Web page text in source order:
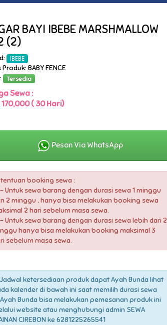
BAYI IBEBE MARSHMALLOW
(2)
IBEBE
Produk: BABY FENCE
Tersedia
Sewa :
170,000 ( 30 Hari)
Pesan Via WhatsApp
booking sewa :
Untuk sewa barang dengan durasi sewa 1 minggu
2 minggu , hanya bisa melakukan booking sewa
2 hari sebelum masa sewa.
Untuk sewa barang dengan durasi sewa lebih dari 2
hanya bisa melakukan booking maksimal 3
sebelum masa sewa.
ketersediaan produk dapat Ayah Bunda lihat
kalender di bawah ini saat memilih durasi sewa
Bunda bisa melakukan pemesanan produk ini
website atau menghubungi admin SEWA
CIREBON ke 6281225265541